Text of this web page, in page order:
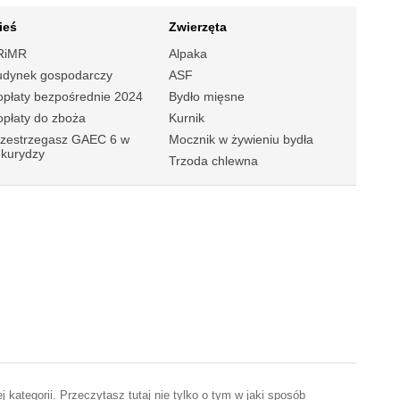
gospodarczy
bezpośrednie 2024
do zboża
GAEC 6 w
Zwierzęta
Alpaka
ASF
Bydło mięsne
Kurnik
Mocznik w żywieniu bydła
Trzoda chlewna
kategorii. Przeczytasz tutaj nie tylko o tym w jaki sposób